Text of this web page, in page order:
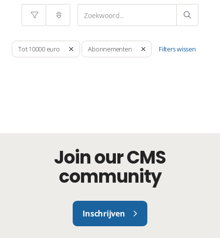
Tot 10000 euro Abonnementen Filters wissen
Join our CMS
community
Inschrijven